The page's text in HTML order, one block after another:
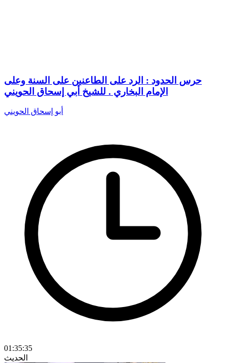
حرس الحدود : الرد على الطاعنين على السنة وعلى
الإمام البخاري . للشيخ أبي إسحاق الحويني
أبو إسحاق الحويني
01:35:35
الحديث